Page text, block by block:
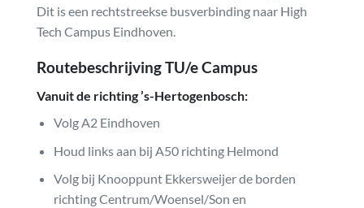
Dit is een rechtstreekse busverbinding naar High
Tech Campus Eindhoven.
Routebeschrijving TU/e Campus
Vanuit de richting ’s-Hertogenbosch:
Volg A2 Eindhoven
Houd links aan bij A50 richting Helmond
Volg bij Knooppunt Ekkersweijer de borden
richting Centrum/Woensel/Son en